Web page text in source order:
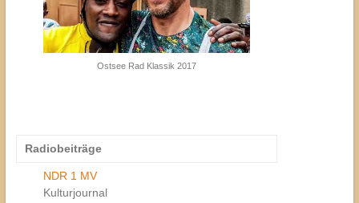
Ostsee Rad Klassik 2017
Radiobeiträge
NDR 1 MV
Kulturjournal